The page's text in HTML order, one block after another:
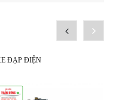
ĐẠP ĐIỆN